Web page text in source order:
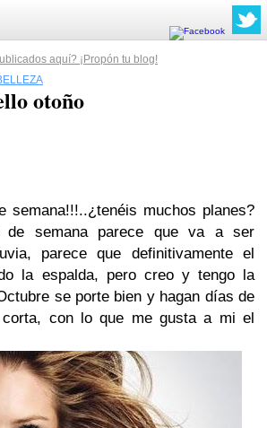
aquí? ¡Propón tu blog!
otoño
semana!!!..¿tenéis muchos planes?
de semana parece que va a ser
parece que definitivamente el
la espalda, pero creo y tengo la
se porte bien y hagan días de
con lo que me gusta a mi el